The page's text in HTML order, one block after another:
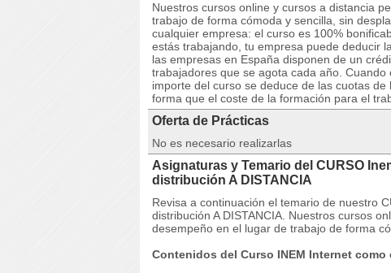
Nuestros cursos online y cursos a distancia
trabajo de forma cómoda y sencilla, sin
cualquier empresa: el curso es 100%
estás trabajando, tu empresa puede deducir
las empresas en España disponen de un
trabajadores que se agota cada año.
importe del curso se deduce de las cuotas
forma que el coste de la formación para el
Oferta de Prácticas
No es necesario realizarlas
Asignaturas y Temario del CURSO
distribución A DISTANCIA
Revisa a continuación el temario de nuestro
distribución A DISTANCIA. Nuestros cursos
desempeño en el lugar de trabajo de forma
Contenidos del Curso INEM Internet